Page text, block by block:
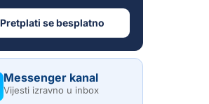
Pretplati se besplatno
Messenger kanal
Vijesti izravno u inbox